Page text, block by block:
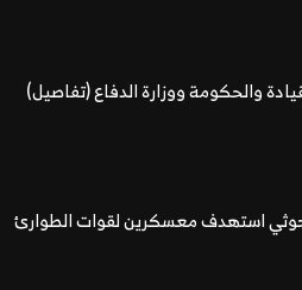
والحكومة ووزارة الدفاع (تفاصيل)
قصف حوثي استهدف معسكرين لقوات الطوارئ